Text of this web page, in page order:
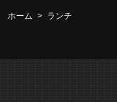
ホーム ランチ